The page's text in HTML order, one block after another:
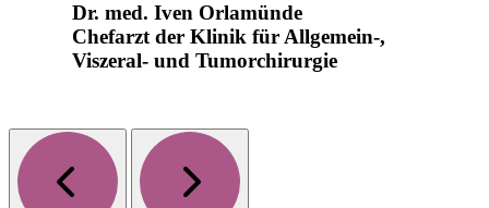
Dr. med. Iven Orlamünde
Chefarzt der Klinik für Allgemein-,
Viszeral- und Tumorchirurgie